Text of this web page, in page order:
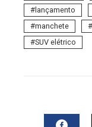
lançamento
manchete
SUV elétrico